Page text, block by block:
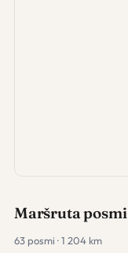
Maršruta posmi
63 posmi · 1 204 km